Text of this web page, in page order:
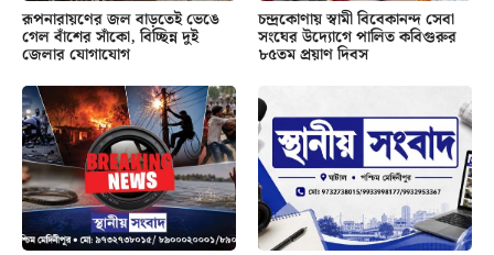
রূপনারায়ণের জল বাড়তেই ভেঙে
গেল বাঁশের সাঁকো, বিচ্ছিন্ন দুই
জেলার যোগাযোগ
চন্দ্রকোণায় স্বামী বিবেকানন্দ সেবা
সংঘের উদ্যোগে পালিত কবিগুরুর
৮৫তম প্রয়াণ দিবস